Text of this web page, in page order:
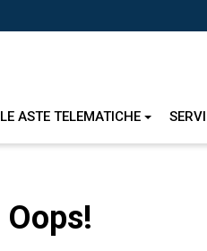
LE ASTE TELEMATICHE
Oops!